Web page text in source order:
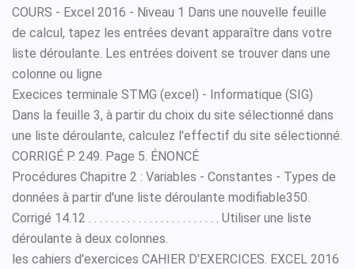
COURS - Excel 2016 - Niveau 1 Dans une nouvelle feuille
de calcul, tapez les entrées devant apparaître dans votre
liste déroulante. Les entrées doivent se trouver dans une
colonne ou ligne
Execices terminale STMG (excel) - Informatique (SIG)
Dans la feuille 3, à partir du choix du site sélectionné dans
une liste déroulante, calculez l'effectif du site sélectionné.
CORRIGÉ P. 249. Page 5. ÉNONCÉ
Procédures Chapitre 2 : Variables - Constantes - Types de
données à partir d'une liste déroulante modifiable350.
Corrigé 14.12 . . . . . . . . . . . . . . . . . . . . . . . . Utiliser une liste
déroulante à deux colonnes.
les cahiers d'exercices CAHIER D'EXERCICES. EXCEL 2016